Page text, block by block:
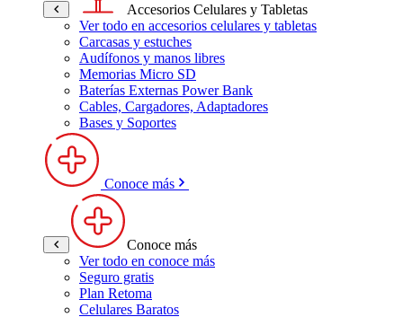
Accesorios Celulares y Tabletas
Ver todo en accesorios celulares y tabletas
Carcasas y estuches
Audífonos y manos libres
Memorias Micro SD
Baterías Externas Power Bank
Cables, Cargadores, Adaptadores
Bases y Soportes
Conoce más
Conoce más
Ver todo en conoce más
Seguro gratis
Plan Retoma
Celulares Baratos